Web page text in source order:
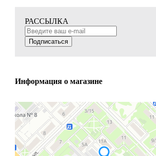
РАССЫЛКА
Подписаться
Информация о магазине